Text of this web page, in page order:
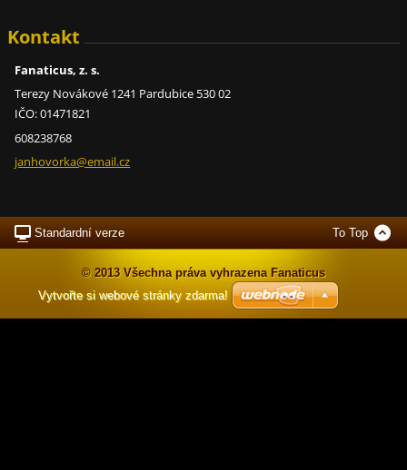
Kontakt
Fanaticus, z. s.
Terezy Novákové 1241 Pardubice 530 02
IČO: 01471821
608238768
janhovorka@email.cz
Standardní verze To Top
© 2013 Všechna práva vyhrazena Fanaticus
Vytvořte si webové stránky zdarma!